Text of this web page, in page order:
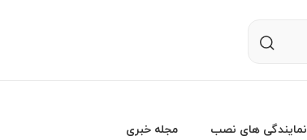
نمایندگی های نصب مجله خبری